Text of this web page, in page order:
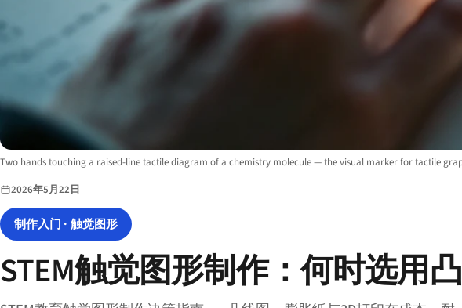
Image description:
Two hands touching a raised-line tactile diagram of a chemistry molecule — the visual marker for tactile
2026年5月22日
制作入门 · 触觉图形
STEM触觉图形制作：何时选用